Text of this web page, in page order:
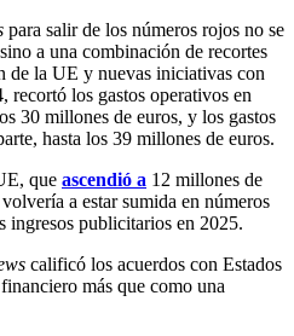
para salir de los números rojos no se
a una combinación de recortes
de la UE y nuevas iniciativas con
recortó los gastos operativos en
30 millones de euros, y los gastos
hasta los 39 millones de euros.
que ascendió a 12 millones de
volvería a estar sumida en números
ingresos publicitarios en 2025.
calificó los acuerdos con Estados
más que como una